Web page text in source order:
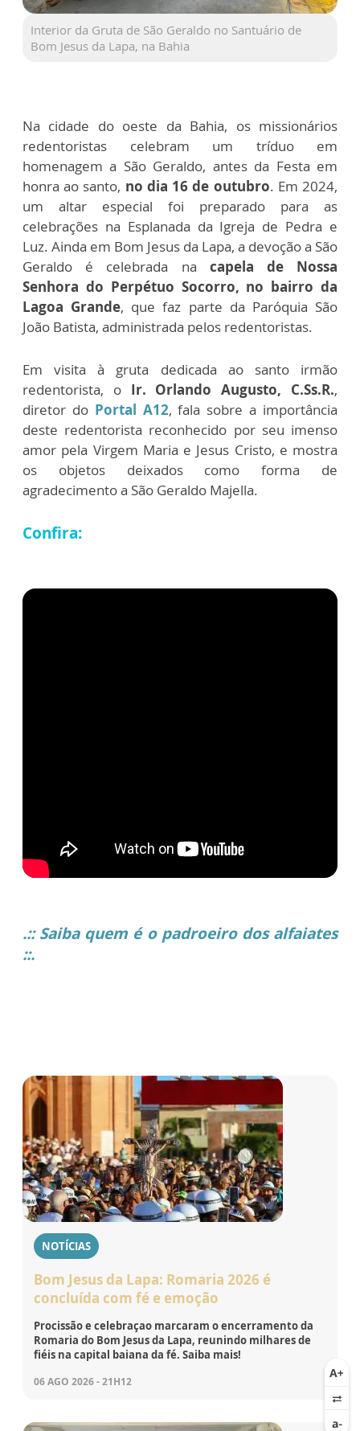
Interior da Gruta de São Geraldo no Santuário de
Bom Jesus da Lapa, na Bahia
Na cidade do oeste da Bahia, os missionários
redentoristas celebram um tríduo em
homenagem a São Geraldo, antes da Festa em
honra ao santo, no dia 16 de outubro. Em 2024,
um altar especial foi preparado para as
celebrações na Esplanada da Igreja de Pedra e
Luz. Ainda em Bom Jesus da Lapa, a devoção a São
Geraldo é celebrada na capela de Nossa
Senhora do Perpétuo Socorro, no bairro da
Lagoa Grande, que faz parte da Paróquia São
João Batista, administrada pelos redentoristas.
Em visita à gruta dedicada ao santo irmão
redentorista, o Ir. Orlando Augusto, C.Ss.R.,
diretor do Portal A12, fala sobre a importância
deste redentorista reconhecido por seu imenso
amor pela Virgem Maria e Jesus Cristo, e mostra
os objetos deixados como forma de
agradecimento a São Geraldo Majella.
Confira:
.:: Saiba quem é o padroeiro dos alfaiates
::.
NOTÍCIAS
Bom Jesus da Lapa: Romaria 2026 é
concluída com fé e emoção
Procissão e celebraçao marcaram o encerramento da
Romaria do Bom Jesus da Lapa, reunindo milhares de
fiéis na capital baiana da fé. Saiba mais!
06 AGO 2026 - 21H12